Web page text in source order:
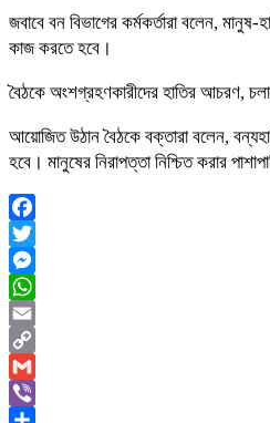
জবাবে বন বিভাগের কর্মকর্তারা বলেন,
কাজ করতে হবে।
বৈঠকে অংশগ্রহণকারীদের হাতির আচরণ,
আয়োজিত উঠান বৈঠকে বক্তারা বলেন,
হবে। মানুষের নিরাপত্তা নিশ্চিত করার
Facebook
Twitter
Messenger
WhatsApp
Email
Copy
Link
Gmail